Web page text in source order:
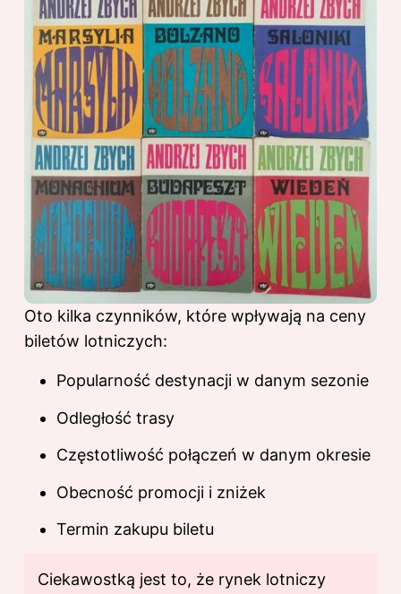
Oto kilka czynników, które wpływają na ceny
biletów lotniczych:
Popularność destynacji w danym sezonie
Odległość trasy
Częstotliwość połączeń w danym okresie
Obecność promocji i zniżek
Termin zakupu biletu
Ciekawostką jest to, że rynek lotniczy